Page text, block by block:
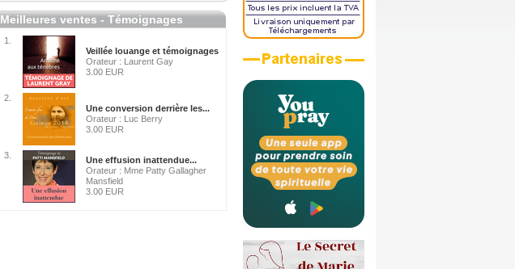
Meilleures ventes - Témoignages
1.
Veillée louange et témoignages
Orateur : Laurent Gay
3.00 EUR
2.
Une conversion derrière les...
Orateur : Luc Berry
3.00 EUR
3.
Une effusion inattendue...
Orateur : Mme Patty Gallagher
Mansfield
3.00 EUR